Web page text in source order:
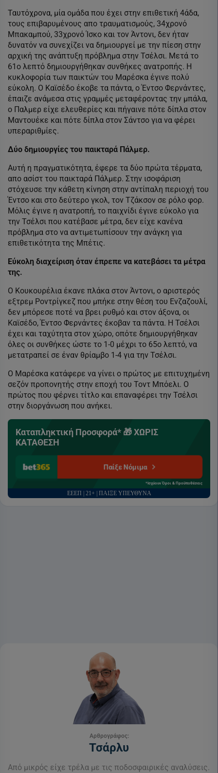
Ταυτόχρονα, μία ομάδα που έχει στην επιθετική 4άδα,
τους επιβαρυμένους απο τραυματισμούς, 34χρονό
Μπακαμπού, 33χρονό Ίσκο και τον Άντονι, δεν ήταν
δυνατόν να συνεχίζει να δημιουργεί με την πίεση στην
αρχική της ανάπτυξη πρόβλημα στην Τσέλσι. Μετά το
61ο λεπτό δημιουργήθηκαν συνθήκες ανατροπής. Η
κυκλοφορία των παικτών του Μαρέσκα έγινε πολύ
εύκολη. Ο Καϊσέδο έκοβε τα πάντα, ο Έντσο Φερνάντες,
έπαιζε ανάμεσα στις γραμμές μεταφέροντας την μπάλα,
ο Παλμερ είχε ελευθερίες και πήγαινε πότε δίπλα στον
Μαντουέκε και πότε δίπλα στον Σάντσο για να φέρει
υπεραριθμίες.
Δύο δημιουργίες του παικταρά Πάλμερ.
Αυτή η πραγματικότητα, έφερε τα δύο πρώτα τέρματα,
απο ασίστ του παικταρά Πάλμερ. Στην ισοφάριση
στόχευσε την κάθετη κίνηση στην αντίπαλη περιοχή του
Έντσο και στο δεύτερο γκολ, τον Τζάκσον σε ρόλο φορ.
Μόλις έγινε η ανατροπή, το παιχνίδι έγινε εύκολο για
την Τσέλσι που κατέβασε μέτρα, δεν είχε κανένα
πρόβλημα στο να αντιμετωπίσουν την ανάγκη για
επιθετικότητα της Μπέτις.
Εύκολη διαχείριση όταν έπρεπε να κατεβάσει τα μέτρα
της.
Ο Κουκουρέλια έκανε πλάκα στον Άντονι, ο αριστερός
εξτρεμ Ροντρίγκεζ που μπήκε στην θέση του Ενζαζουλί,
δεν μπόρεσε ποτέ να βρει ρυθμό και στον άξονα, οι
Καϊσέδο, Έντσο Φερνάντες έκοβαν τα πάντα. Η Τσέλσι
έχει και ταχύτητα στον χώρο, οπότε δημιουργήθηκαν
όλες οι συνθήκες ώστε το 1-0 μέχρι το 65ο λεπτό, να
μετατραπεί σε έναν θρίαμβο 1-4 για την Τσέλσι.
Ο Μαρέσκα κατάφερε να γίνει ο πρώτος με επιτυχημένη
σεζόν προπονητής στην εποχή του Τοντ Μπόελι. Ο
πρώτος που φέρνει τίτλο και επαναφέρει την Τσέλσι
στην διοργάνωση που ανήκει.
Καταπληκτική Προσφορά* 🎁 ΧΩΡΙΣ
ΚΑΤΑΘΕΣΗ
Παίξε Νόμιμα
*Ισχύουν Όροι & Προϋποθέσεις
ΕΕΕΠ | 21+ | ΠΑΙΞΕ ΥΠΕΥΘΥΝΑ
Αρθρογράφος:
Τσάρλυ
Από μικρός είχε τρέλα με τις ποδοσφαιρικές αναλύσεις.